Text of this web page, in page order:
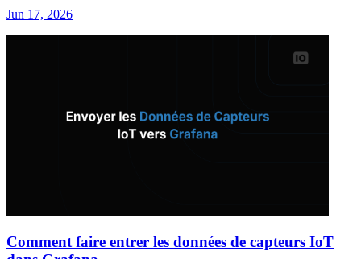
Jun 17, 2026
Comment faire entrer les données de capteurs IoT